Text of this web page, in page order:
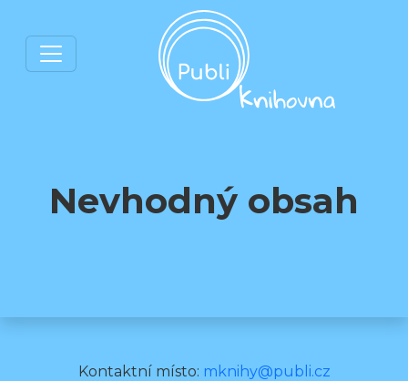
Nevhodný obsah
Kontaktní místo: mknihy@publi.cz